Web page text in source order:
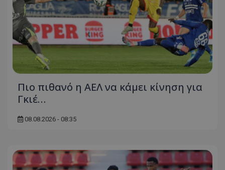
Πιο πιθανό η ΑΕΛ να κάμει κίνηση για
Γκιέ…
08.08.2026 - 08:35